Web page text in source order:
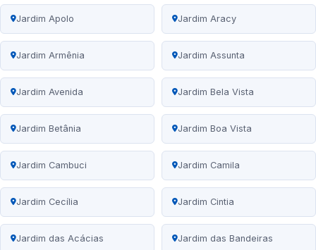
Jardim Apolo Jardim Aracy
Jardim Armênia Jardim Assunta
Jardim Avenida Jardim Bela Vista
Jardim Betânia Jardim Boa Vista
Jardim Cambuci Jardim Camila
Jardim Cecília Jardim Cintia
Jardim das Acácias Jardim das Bandeiras